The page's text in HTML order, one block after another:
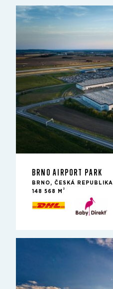
BRNO AIRPORT PARK
BRNO, ČESKÁ REPUBLIKA
148 568 M
2